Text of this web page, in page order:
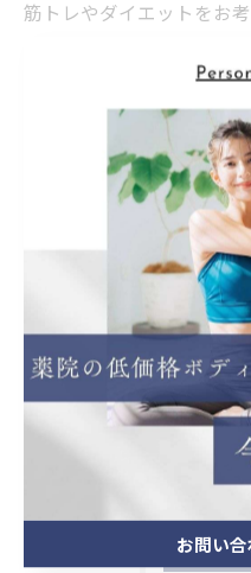
筋トレやダイエットをお
薬院でピラティスクラス
一
関
#加圧トレーニング
カテゴ
お問い